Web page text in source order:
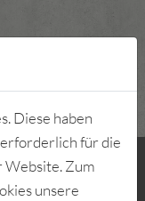
Diese haben
für die
Website. Zum
unsere